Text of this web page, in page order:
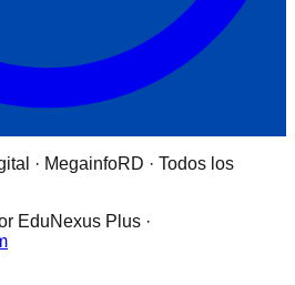
· MegainfoRD · Todos los
EduNexus Plus ·